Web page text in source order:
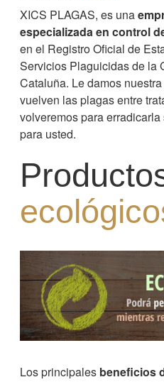
XICS PLAGAS, es una
especializada en control
en el Registro Oficial de
Servicios Plaguicidas de la
Cataluña. Le damos
vuelven las plagas entre
volveremos para
para usted.
Los principales beneficios